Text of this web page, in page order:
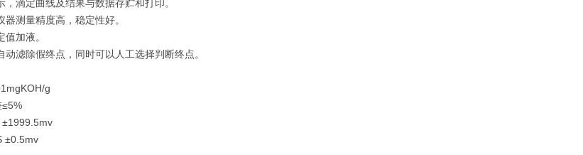
，滴定曲线及结果与数据存贮和打印。
测量精度高，稳定性好。
加液。
滤除假终点，同时可以人工选择判断终点。
g
≤5%
±1999.5mv
±0.5mv